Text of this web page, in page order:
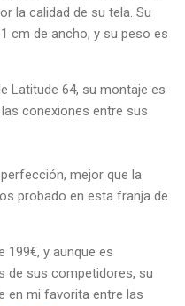
la calidad de su tela. Su
cm de ancho, y su peso es
Latitude 64, su montaje es
conexiones entre sus
mejor que la
probado en esta franja de
199€, y aunque es
de sus competidores, su
en mi favorita entre las